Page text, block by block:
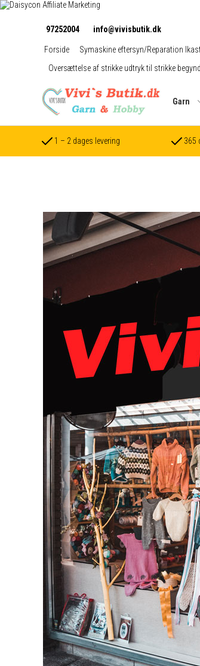
97252004 info@vivisbutik.dk
Forside Symaskine eftersyn/Reparation
Oversættelse af strikke udtryk til strikke
Garn
1 – 2 dages levering 365